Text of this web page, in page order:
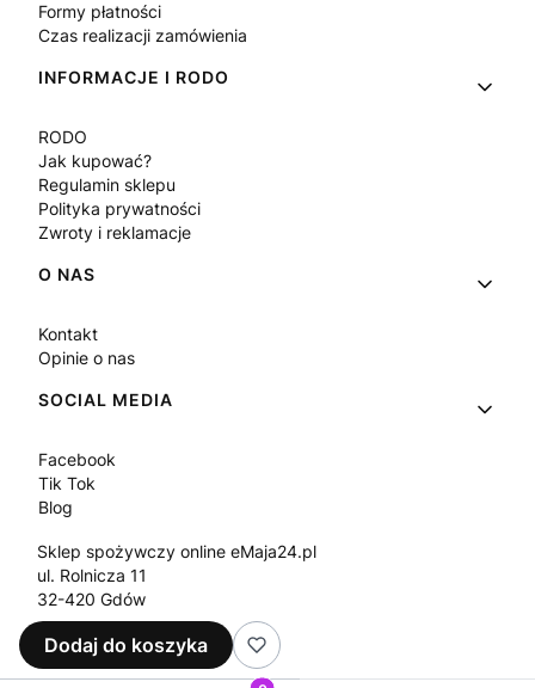
Formy płatności
Czas realizacji zamówienia
INFORMACJE I RODO
RODO
Jak kupować?
Regulamin sklepu
Polityka prywatności
Zwroty i reklamacje
O NAS
Kontakt
Opinie o nas
SOCIAL MEDIA
Facebook
Tik Tok
Blog
Sklep spożywczy online eMaja24.pl
ul. Rolnicza 11
32-420 Gdów
Tel.+48 573 330 911
e-mail:sklep@emaja24.pl
Dodaj do koszyka